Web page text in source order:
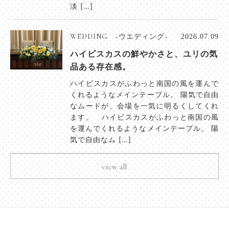
淡 […]
WEDDING −ウエディング− 2026.07.09
ハイビスカスの鮮やかさと、ユリの気
品ある存在感。
ハイビスカスがふわっと南国の風を運んで
くれるようなメインテーブル。 陽気で自由
なムードが、会場を一気に明るくしてくれ
ます。 ハイビスカスがふわっと南国の風
を運んでくれるようなメインテーブル。 陽
気で自由なム […]
view all